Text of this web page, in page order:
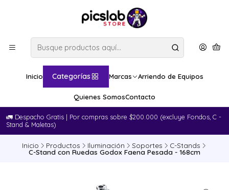
Inicio Categorías Marcas Arriendo de Equipos
Quienes SomosContacto
🚛​ Despacho Gratis | Por compras sobre $200.000 (excluye Fondos, C -
Stand & Maletas)
Inicio Productos Iluminación Soportes C-Stands
C-Stand con Ruedas Godox Faena Pesada - 168cm